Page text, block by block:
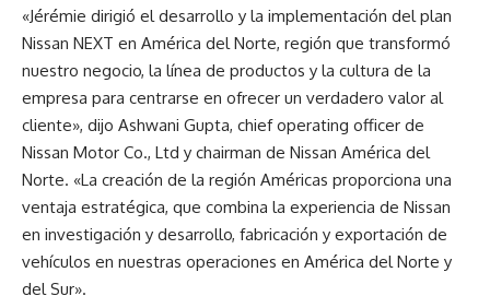
«Jérémie dirigió el desarrollo y la implementación del plan
Nissan NEXT en América del Norte, región que transformó
nuestro negocio, la línea de productos y la cultura de la
empresa para centrarse en ofrecer un verdadero valor al
cliente», dijo Ashwani Gupta, chief operating officer de
Nissan Motor Co., Ltd y chairman de Nissan América del
Norte. «La creación de la región Américas proporciona una
ventaja estratégica, que combina la experiencia de Nissan
en investigación y desarrollo, fabricación y exportación de
vehículos en nuestras operaciones en América del Norte y
del Sur».